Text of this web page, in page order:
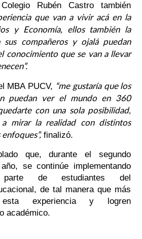
Rubén Castro también
que van a vivir acá en la
y Economía, ellos también la
compañeros y ojalá puedan
conocimiento que se van a llevar
.
MBA PUCV, “me gustaría que los
puedan ver el mundo en 360
con una sola posibilidad,
mirar la realidad con distintos
finalizó.
que, durante el segundo
se continúe implementando
de estudiantes del
de tal manera que más
experiencia y logren
académico.